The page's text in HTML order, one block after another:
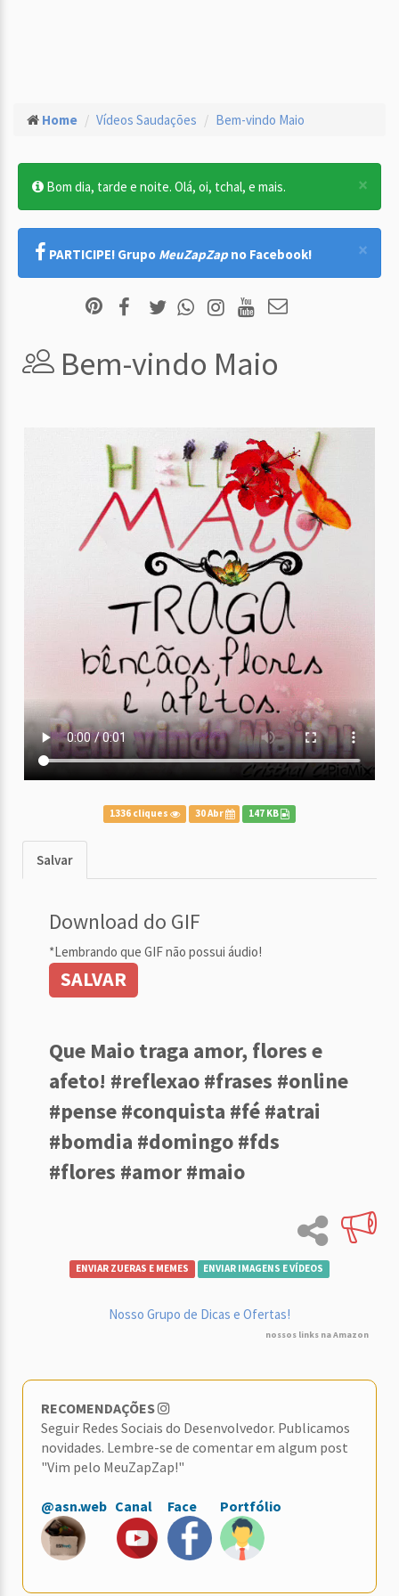
Home Vídeos Saudações Bem-vindo Maio
×
Bom dia, tarde e noite. Olá, oi, tchal, e mais.
×
PARTICIPE! Grupo MeuZapZap no Facebook!
Bem-vindo Maio
1336 cliques 30 Abr 147 KB
Salvar
Download do GIF
*Lembrando que GIF não possui áudio!
SALVAR
Que Maio traga amor, flores e
afeto! #reflexao #frases #online
#pense #conquista #fé #atrai
#bomdia #domingo #fds
#flores #amor #maio
ENVIAR ZUERAS E MEMES ENVIAR IMAGENS E VÍDEOS
Nosso Grupo de Dicas e Ofertas!
nossos links na Amazon
RECOMENDAÇÕES
Seguir Redes Sociais do Desenvolvedor. Publicamos
novidades. Lembre-se de comentar em algum post
"Vim pelo MeuZapZap!"
@asn.web Canal Face Portfólio